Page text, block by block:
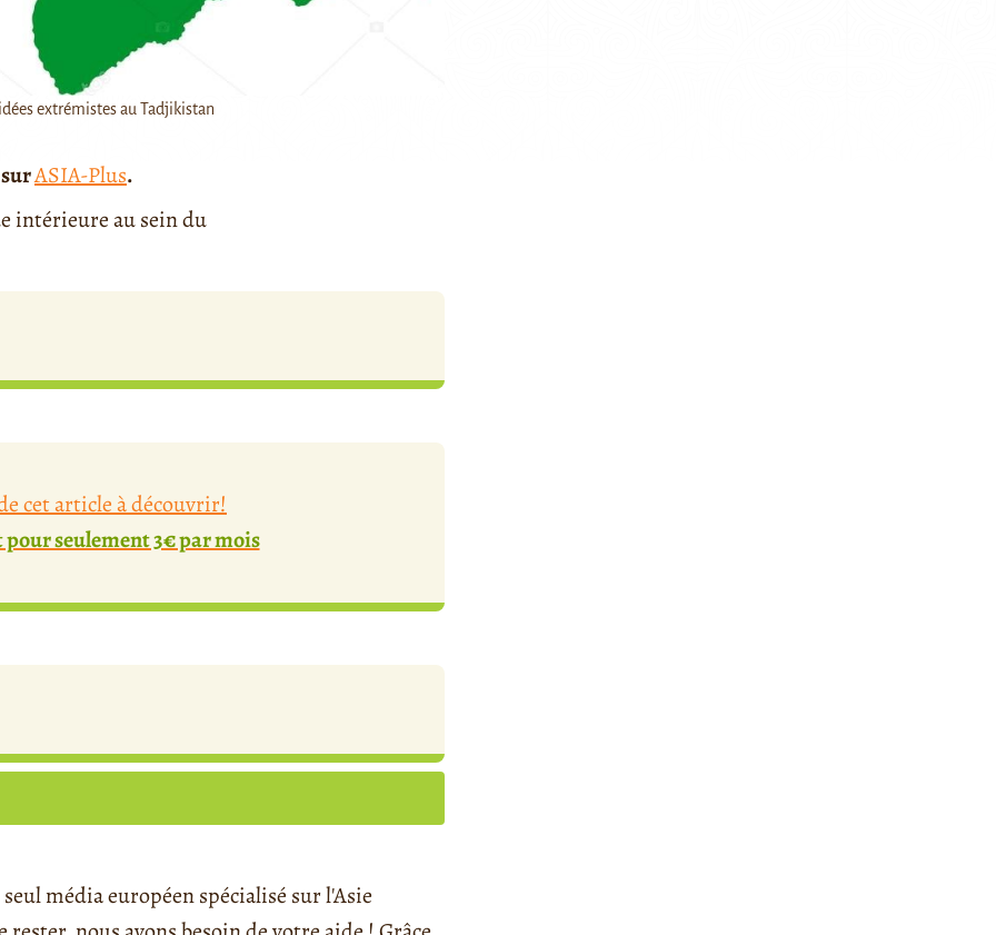
extrémistes au Tadjikistan
ASIA-Plus.
intérieure au sein du
cet article à découvrir!
seulement 3€ par mois
média européen spécialisé sur l'Asie